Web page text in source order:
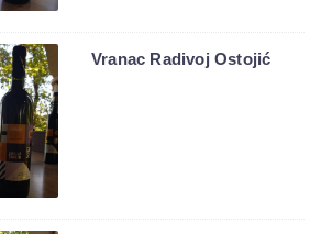
Vranac Radivoj Ostojić